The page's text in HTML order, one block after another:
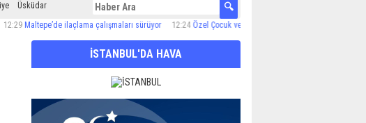
Üsküdar
Maltepe’de ilaçlama çalışmaları sürüyor 12:24 Özel Çocuk ve Aile Akademisi’nde 60 Çocuğa Hizmet
İSTANBUL'DA HAVA